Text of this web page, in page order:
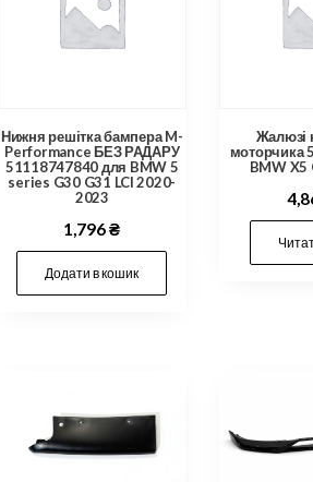
Нижня решітка бампера M-
Performance БЕЗ РАДАРУ
51118747840 для BMW 5
series G30 G31 LCI 2020-
2023
1,796₴
Додати в кошик
Жалюзі
моторчика
BMW X5